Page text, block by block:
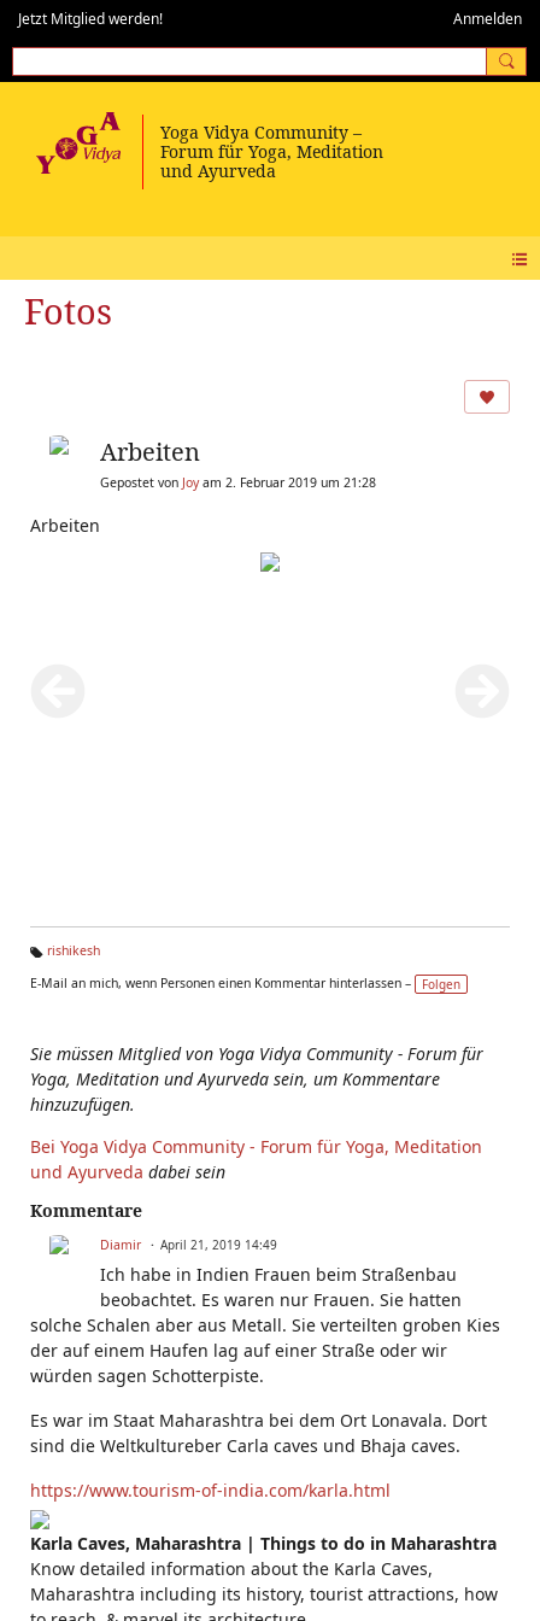
Jetzt Mitglied werden! Anmelden
Fotos
Arbeiten
Gepostet von Joyam 2. Februar 2019 um 21:28
Arbeiten
g
rishikesh
E-Mail an mich, wenn Personen einen Kommentar hinterlassen –
Folgen
Sie müssen Mitglied von Yoga Vidya Community - Forum für
Yoga, Meditation und Ayurveda sein, um Kommentare
hinzuzufügen.
Bei Yoga Vidya Community - Forum für Yoga, Meditation
und Ayurveda dabei sein
Kommentare
Diamir April 21, 2019 14:49
Ich habe in Indien Frauen beim Straßenbau
beobachtet. Es waren nur Frauen. Sie hatten
solche Schalen aber aus Metall. Sie verteilten groben Kies
der auf einem Haufen lag auf einer Straße oder wir
würden sagen Schotterpiste.
Es war im Staat Maharashtra bei dem Ort Lonavala. Dort
sind die Weltkultureber Carla caves und Bhaja caves.
https://www.tourism-of-india.com/karla.html
Karla Caves, Maharashtra | Things to do in Maharashtra
Know detailed information about the Karla Caves,
Maharashtra including its history, tourist attractions, how